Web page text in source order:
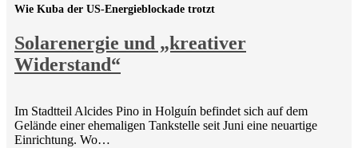
Solarenergie und „kreativer
Widerstand“
Wie Kuba der US-Energieblockade trotzt
Im Stadtteil Alcides Pino in Holguín befindet sich auf dem
Gelände einer ehemaligen Tankstelle seit Juni eine neuartige
Einrichtung. Wo…